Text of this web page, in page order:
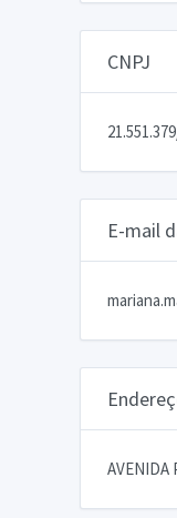
CNPJ
E-mail
AVENIDA